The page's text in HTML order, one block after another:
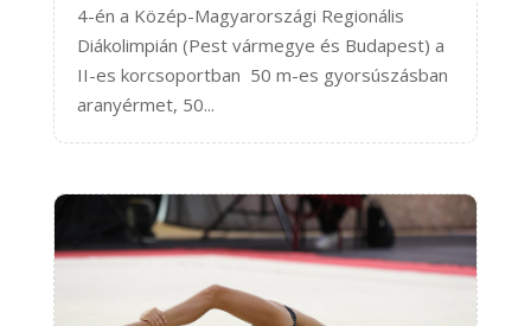
4-én a Közép-Magyarországi Regionális
Diákolimpián (Pest vármegye és Budapest) a
II-es korcsoportban 50 m-es gyorsúszásban
aranyérmet, 50...